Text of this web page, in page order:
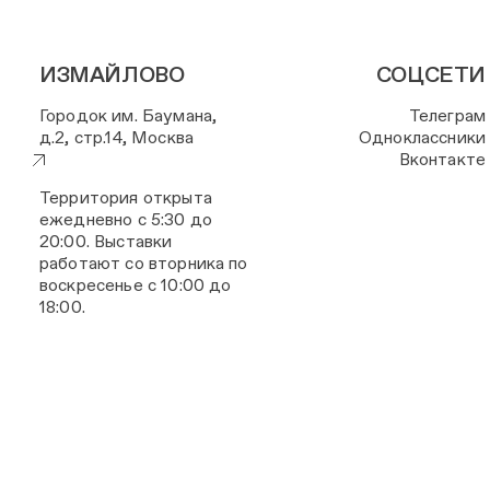
ИЗМАЙЛОВО
Городок им. Баумана,
д.2, стр.14, Москва
Территория открыта
ежедневно с 5:30 до
20:00. Выставки
работают со вторника по
воскресенье с 10:00 до
18:00.
СОЦСЕТИ
Телеграм
Одноклассники
Вконтакте